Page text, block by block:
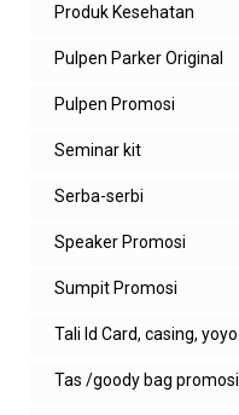
Produk Kesehatan
Pulpen Parker Original
Pulpen Promosi
Seminar kit
Serba-serbi
Speaker Promosi
Sumpit Promosi
Tali Id Card, casing, yoyo
Tas /goody bag promosi